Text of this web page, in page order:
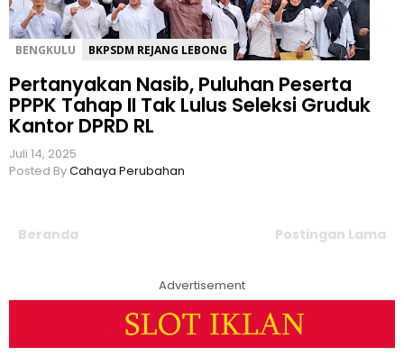
BENGKULU BKPSDM REJANG LEBONG
Pertanyakan Nasib, Puluhan Peserta
PPPK Tahap II Tak Lulus Seleksi Gruduk
Kantor DPRD RL
Juli 14, 2025
Posted ByCahaya Perubahan
Postingan Lama
Beranda
Advertisement